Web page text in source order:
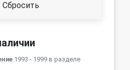
Сбросить
1993 - 1999 в разделе